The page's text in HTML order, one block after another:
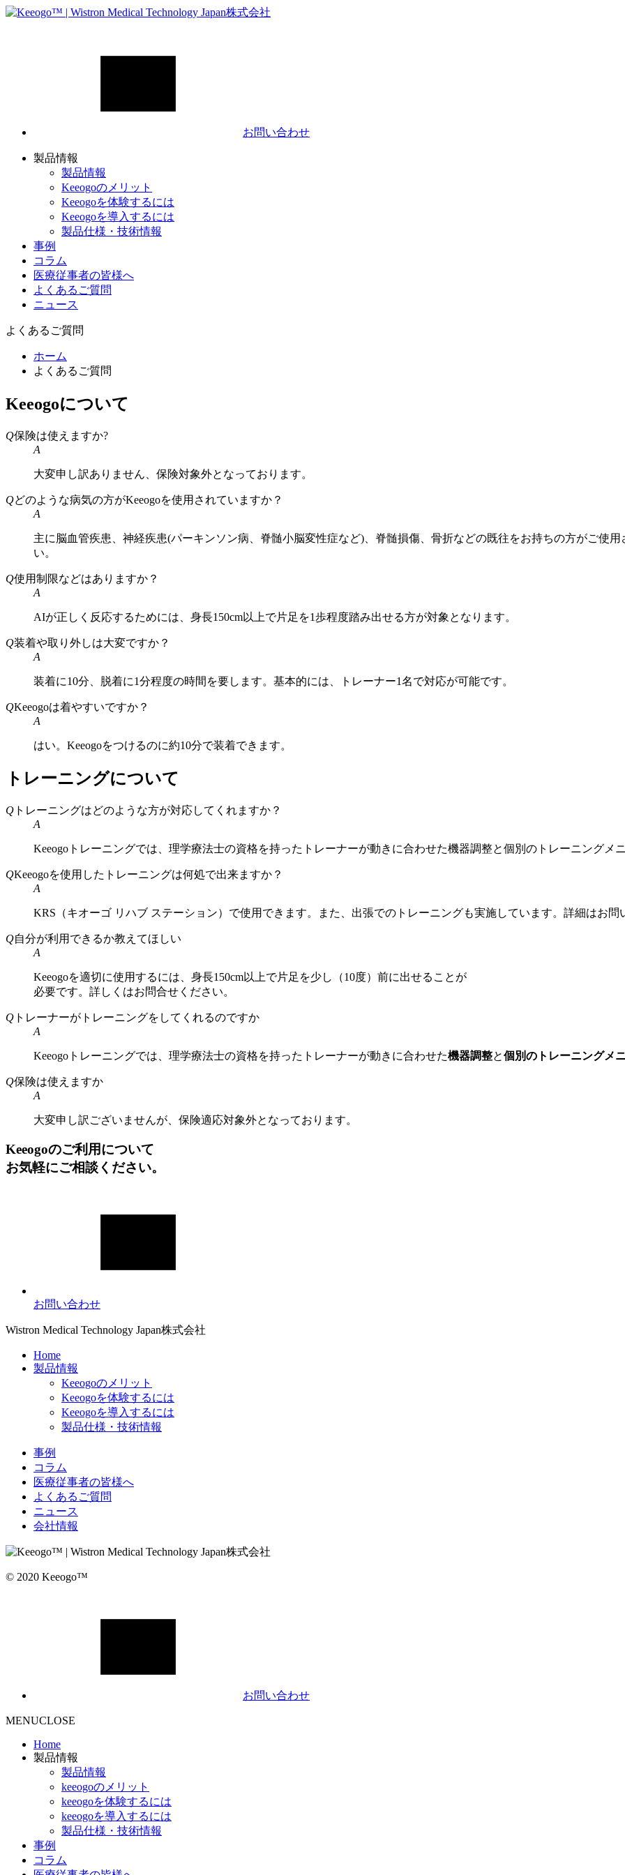
お問い合わせ
製品情報
製品情報
Keeogoのメリット
Keeogoを体験するには
Keeogoを導入するには
製品仕様・技術情報
事例
コラム
医療従事者の皆様へ
よくあるご質問
ニュース
よくあるご質問
ホーム
よくあるご質問
Keeogoについて
Q保険は使えますか?
A
大変申し訳ありません、保険対象外となっております。
Qどのような病気の方がKeeogoを使用されていますか？
A
主に脳血管疾患、神経疾患(パーキンソン病、脊髄小脳変性症など)、脊髄損傷、骨折などの既往をお持ちの方がご使
い。
Q使用制限などはありますか？
A
AIが正しく反応するためには、身長150cm以上で片足を1歩程度踏み出せる方が対象となります。
Q装着や取り外しは大変ですか？
A
装着に10分、脱着に1分程度の時間を要します。基本的には、トレーナー1名で対応が可能です。
QKeeogoは着やすいですか？
A
はい。Keeogoをつけるのに約10分で装着できます。
トレーニングについて
Q トレーニングはどのような方が対応してくれますか？
A
Keeogoトレーニングでは、理学療法士の資格を持ったトレーナーが動きに合わせた機器調整と個別のトレーニングメ
QKeeogoを使用したトレーニングは何処で出来ますか？
A
KRS（キオーゴ リハブ ステーション）で使用できます。また、出張でのトレーニングも実施しています。詳細はお問
Q自分が利用できるか教えてほしい
A
Keeogoを適切に使用するには、身長150cm以上で片足を少し（10度）前に出せることが
必要です。詳しくはお問合せください。
Q トレーナーがトレーニングをしてくれるのですか
A
Keeogoトレーニングでは、理学療法士の資格を持ったトレーナーが動きに合わせた機器調整と個別のトレーニングメ
Q保険は使えますか
A
大変申し訳ございませんが、保険適応対象外となっております。
Keeogoのご利用について
お気軽にご相談ください。
お問い合わせ
Wistron Medical Technology Japan株式会社
Home
製品情報
Keeogoのメリット
Keeogoを体験するには
Keeogoを導入するには
製品仕様・技術情報
事例
コラム
医療従事者の皆様へ
よくあるご質問
ニュース
会社情報
© 2020 Keeogo™
お問い合わせ
MENUCLOSE
Home
製品情報
製品情報
keeogoのメリット
keeogoを体験するには
keeogoを導入するには
製品仕様・技術情報
事例
コラム